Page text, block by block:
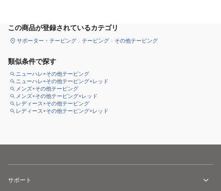
この商品が登録されているカテゴリ
サポーター・テーピング テーピング その他テーピング
類似条件で探す
ニューハレ×その他テーピング
ニューハレ×その他テーピング×レッド
メンズ×その他テーピング
メンズ×その他テーピング×レッド
レディース×その他テーピング
レディース×その他テーピング×レッド
サポート